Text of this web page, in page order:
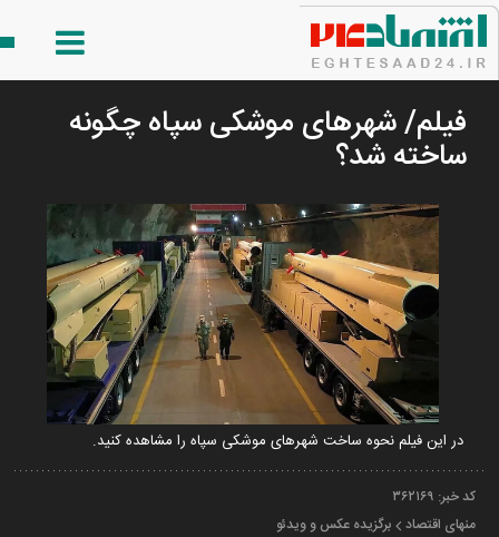
فیلم/ شهرهای موشکی سپاه چگونه
ساخته شد؟
در این فیلم نحوه ساخت شهرهای موشکی سپاه را مشاهده کنید.
کد خبر: ۳۶۲۱۶۹
منهای اقتصاد
برگزیده عکس و ویدئو